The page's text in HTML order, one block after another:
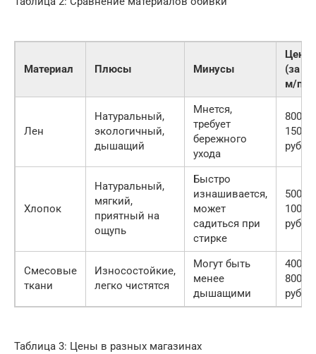
Материал Плюсы Минусы
Цена
(за
м/п)
Лен
Натуральный,
экологичный,
дышащий
Мнется,
требует
бережного
ухода
800-
1500
руб.
Хлопок
Натуральный,
мягкий,
приятный на
ощупь
Быстро
изнашивается,
может
садиться при
стирке
500-
1000
руб.
Смесовые
ткани
Износостойкие,
легко чистятся
Могут быть
менее
дышащими
400-
800
руб.
Таблица 3: Цены в разных магазинах